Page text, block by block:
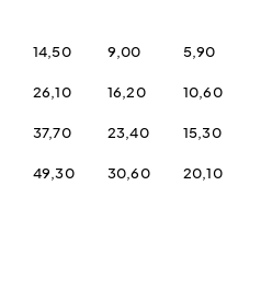
14,50 9,00 5,90
26,10 16,20 10,60
37,70 23,40 15,30
49,30 30,60 20,10